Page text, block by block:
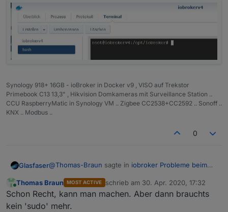
Synology 918+ 16GB - ioBroker in Docker v9 , VISO auf Trekstor
Primebook C13 13,3" , Hikvision Domkameras mit Surveillance Station ..
CCU RaspberryMatic in Synology VM .. Zigbee CC2538+CC2592 .. Sonoff ..
KNX .. Modbus ..
0
Glasfaser@Thomas-Braun sagte in iobroker Probleme beim
in Kombination mit einem root-Login
Online
Thomas Braun MOST ACTIVE schrieb am 30. Apr. 2020, 17:32
zuletzt editiert von
Schon Recht, kann man machen. Aber dann brauchts
kein 'sudo' mehr.